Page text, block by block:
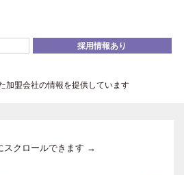
採用情報あり
加盟会社の情報を提供しています
スクロールできます →